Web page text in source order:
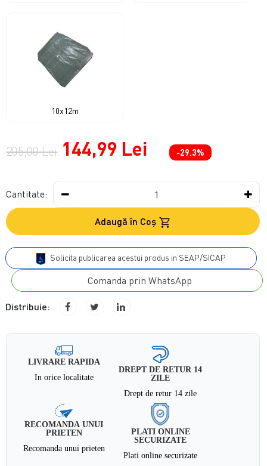
10x12m
205,00 Lei 144,99 Lei -29.3%
Cantitate:
Adaugă în Coş
Solicita publicarea acestui produs in SEAP/SICAP
Comanda prin WhatsApp
Distribuie:
LIVRARE RAPIDA
In orice localitate
DREPT DE RETUR 14
ZILE
Drept de retur 14 zile
RECOMANDA UNUI
PRIETEN
Recomanda unui prieten
PLATI ONLINE
SECURIZATE
Plati online securizate